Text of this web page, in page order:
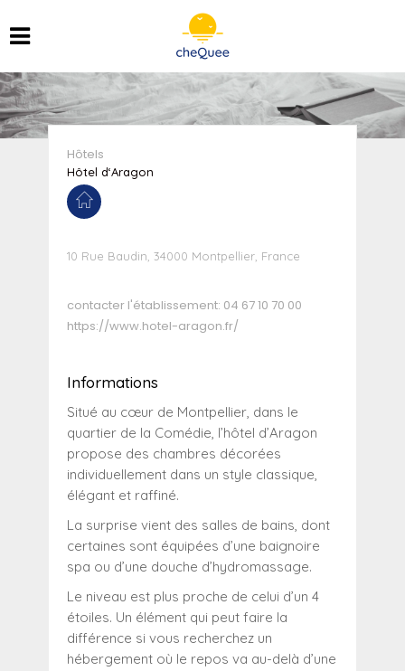
Hôtels
Hôtel d‘Aragon
10 Rue Baudin, 34000 Montpellier, France
contacter l'établissement: 04 67 10 70 00
https://www.hotel-aragon.fr/
Informations
Situé au cœur de Montpellier, dans le
quartier de la Comédie, l’hôtel d’Aragon
propose des chambres décorées
individuellement dans un style classique,
élégant et raffiné.
La surprise vient des salles de bains, dont
certaines sont équipées d’une baignoire
spa ou d’une douche d’hydromassage.
Le niveau est plus proche de celui d’un 4
étoiles. Un élément qui peut faire la
différence si vous recherchez un
hébergement où le repos va au-delà d’une